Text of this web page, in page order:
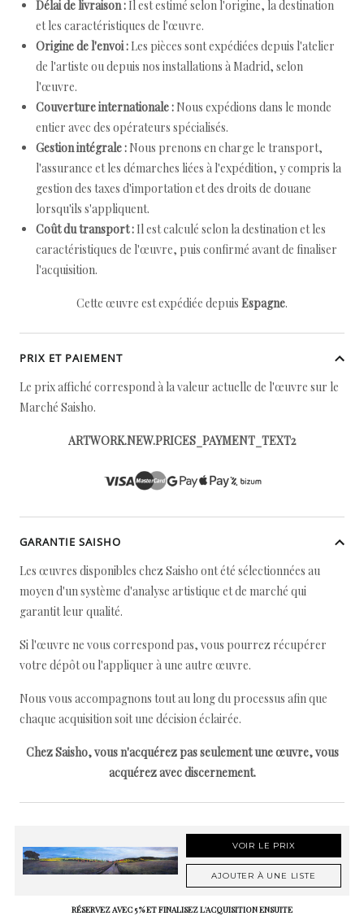
Délai de livraison : Il est estimé selon l'origine, la destination
et les caractéristiques de l'œuvre.
Origine de l'envoi : Les pièces sont expédiées depuis l'atelier
de l'artiste ou depuis nos installations à Madrid, selon
l'œuvre.
Couverture internationale : Nous expédions dans le monde
entier avec des opérateurs spécialisés.
Gestion intégrale : Nous prenons en charge le transport,
l'assurance et les démarches liées à l'expédition, y compris la
gestion des taxes d'importation et des droits de douane
lorsqu'ils s'appliquent.
Coût du transport : Il est calculé selon la destination et les
caractéristiques de l'œuvre, puis confirmé avant de finaliser
l'acquisition.
Cette œuvre est expédiée depuis Espagne.
PRIX ET PAIEMENT
Le prix affiché correspond à la valeur actuelle de l'œuvre sur le
Marché Saisho.
ARTWORK.NEW.PRICES_PAYMENT_TEXT2
GARANTIE SAISHO
Les œuvres disponibles chez Saisho ont été sélectionnées au
moyen d'un système d'analyse artistique et de marché qui
garantit leur qualité.
Si l'œuvre ne vous correspond pas, vous pourrez récupérer
votre dépôt ou l'appliquer à une autre œuvre.
Nous vous accompagnons tout au long du processus afin que
chaque acquisition soit une décision éclairée.
Chez Saisho, vous n'acquérez pas seulement une œuvre, vous
acquérez avec discernement.
VOIR LE PRIX
AJOUTER À UNE LISTE
RÉSERVEZ AVEC 5 % ET FINALISEZ L'ACQUISITION ENSUITE